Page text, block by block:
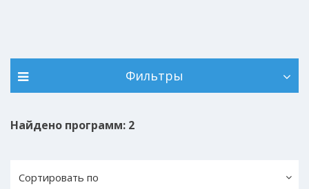
Фильтры
Найдено программ: 2
Сортировать по